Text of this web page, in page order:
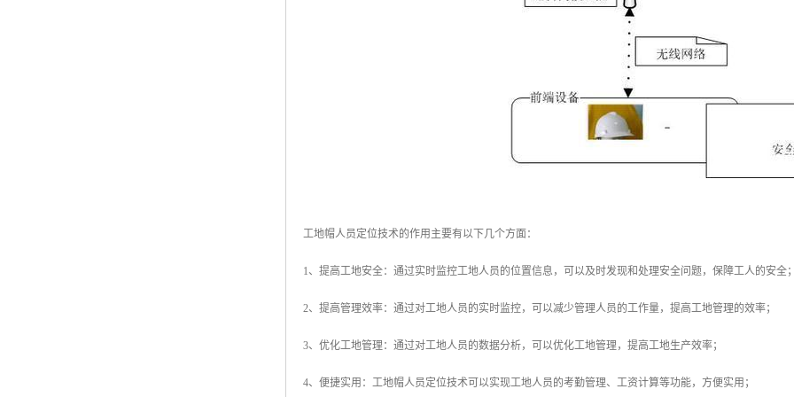
工地帽人员定位技术的作用主要有以下几个方面：
1、提高工地安全：通过实时监控工地人员的位置信息，可以及时发现和处理安全问题，保障工人的安全
2、提高管理效率：通过对工地人员的实时监控，可以减少管理人员的工作量，提高工地管理的效率；
3、优化工地管理：通过对工地人员的数据分析，可以优化工地管理，提高工地生产效率；
4、便捷实用：工地帽人员定位技术可以实现工地人员的考勤管理、工资计算等功能，方便实用；